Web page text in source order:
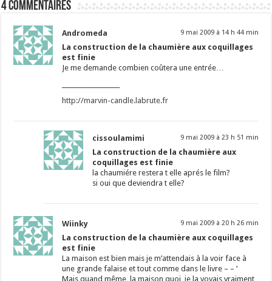
4 commentaires
Andromeda 9 mai 2009 à 14 h 44 min
La construction de la chaumière aux coquillages
est finie
Je me demande combien coûtera une entrée…
http://marvin-candle.labrute.fr
cissoulamimi 9 mai 2009 à 23 h 51 min
La construction de la chaumière aux
coquillages est finie
la chaumiére restera t elle aprés le film?
si oui que deviendra t elle?
Wiinky 9 mai 2009 à 20 h 26 min
La construction de la chaumière aux coquillages
est finie
La maison est bien mais je m’attendais à la voir face à
une grande falaise et tout comme dans le livre – – ‘
Mais quand même, la maison quoi, je la voyais vraiment